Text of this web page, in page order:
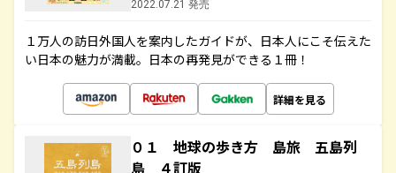
2022.07.21 発売
１万人の訪日外国人を案内したガイドが、日本人にこそ伝えた
い日本の魅力が満載。日本の再発見ができる１冊！
詳細を見る
０１ 地球の歩き方 島旅 五島列
島 ４訂版